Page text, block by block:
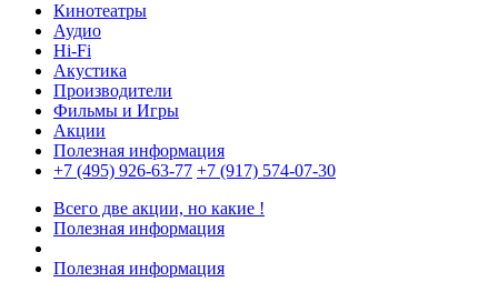
Кинотеатры
Аудио
Hi-Fi
Акустика
Производители
Фильмы и Игры
Акции
Полезная информация
+7 (495) 926-63-77 +7 (917) 574-07-30
Всего две акции, но какие !
Полезная информация
Полезная информация